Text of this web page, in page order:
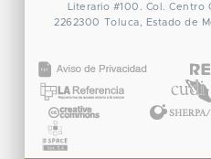
Literario #100. Col. Centro
2262300 Toluca, Estado de